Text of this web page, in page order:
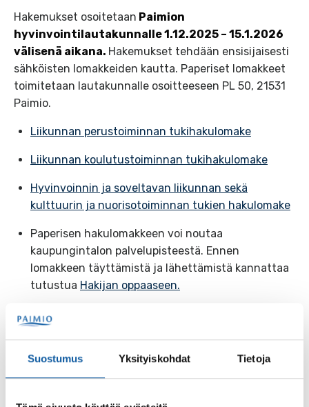
Suostumus Yksityiskohdat Tietoja
Hakemukset osoitetaan Paimion
hyvinvointilautakunnalle 1.12.2025 – 15.1.2026
välisenä aikana. Hakemukset tehdään ensisijaisesti
sähköisten lomakkeiden kautta. Paperiset lomakkeet
toimitetaan lautakunnalle osoitteeseen PL 50, 21531
Paimio.
Liikunnan perustoiminnan tukihakulomake
Liikunnan koulutustoiminnan tukihakulomake
Hyvinvoinnin ja soveltavan liikunnan sekä
kulttuurin ja nuorisotoiminnan tukien hakulomake
Paperisen hakulomakkeen voi noutaa
kaupungintalon palvelupisteestä. Ennen
lomakkeen täyttämistä ja lähettämistä kannattaa
tutustua Hakijan oppaaseen.